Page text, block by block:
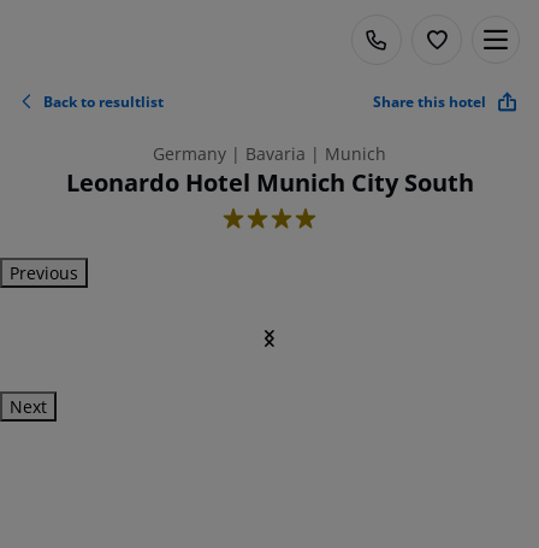
Back to resultlist Share this hotel
Germany | Bavaria | Munich
Leonardo Hotel Munich City South
4
Previous
Next